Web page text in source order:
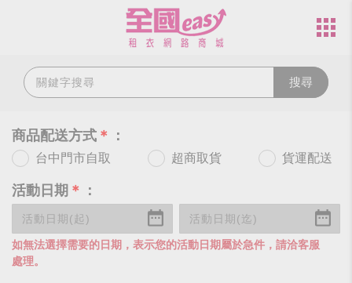
搜尋
商品配送方式 ＊ ：
台中門市自取 超商取貨 貨運配送
活動日期 ＊ ：
如無法選擇需要的日期，表示您的活動日期屬於急件，請洽客服
處理。